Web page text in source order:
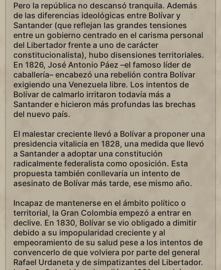
Pero la república no descansó tranquila. Además
de las diferencias ideológicas entre Bolívar y
Santander (que reflejan las grandes tensiones
entre un gobierno centrado en el carisma personal
del Libertador frente a uno de carácter
constitucionalista), hubo disensiones territoriales.
En 1826, José Antonio Páez –el famoso líder de
caballería– encabezó una rebelión contra Bolívar
exigiendo una Venezuela libre. Los intentos de
Bolívar de calmarlo irritaron todavía más a
Santander e hicieron más profundas las brechas
del nuevo país.
El malestar creciente llevó a Bolívar a proponer una
presidencia vitalicia en 1828, una medida que llevó
a Santander a adoptar una constitución
radicalmente federalista como oposición. Esta
propuesta también conllevaría un intento de
asesinato de Bolívar más tarde, ese mismo año.
Incapaz de mantenerse en el ámbito político o
territorial, la Gran Colombia empezó a entrar en
declive. En 1830, Bolívar se vio obligado a dimitir
debido a su impopularidad creciente y al
empeoramiento de su salud pese a los intentos de
convencerlo de que volviera por parte del general
Rafael Urdaneta y de simpatizantes del Libertador.